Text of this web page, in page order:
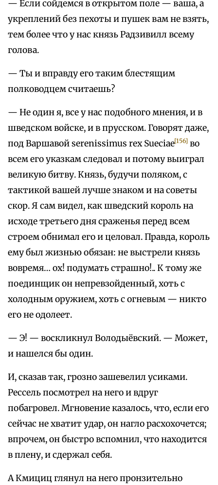
— Если сойдемся в открытом поле — ваша, а
укреплений без пехоты и пушек вам не взять,
тем более что у нас князь Радзивилл всему
голова.
— Ты и вправду его таким блестящим
полководцем считаешь?
— Не один я, все у нас подобного мнения, и в
шведском войске, и в прусском. Говорят даже,
под Варшавой serenissimus rex Sueciae[156] во
всем его указкам следовал и потому выиграл
великую битву. Князь, будучи поляком, с
тактикой вашей лучше знаком и на советы
скор. Я сам видел, как шведский король на
исходе третьего дня сраженья перед всем
строем обнимал его и целовал. Правда, король
ему был жизнью обязан: не выстрели князь
вовремя… ох! подумать страшно!.. К тому же
поединщик он непревзойденный, хоть с
холодным оружием, хоть с огневым — никто
его не одолеет.
— Э! — воскликнул Володыёвский. — Может,
и нашелся бы один.
И, сказав так, грозно зашевелил усиками.
Рессель посмотрел на него и вдруг
побагровел. Мгновение казалось, что, если его
сейчас не хватит удар, он нагло расхохочется;
впрочем, он быстро вспомнил, что находится
в плену, и сдержал себя.
А Кмициц глянул на него пронзительно